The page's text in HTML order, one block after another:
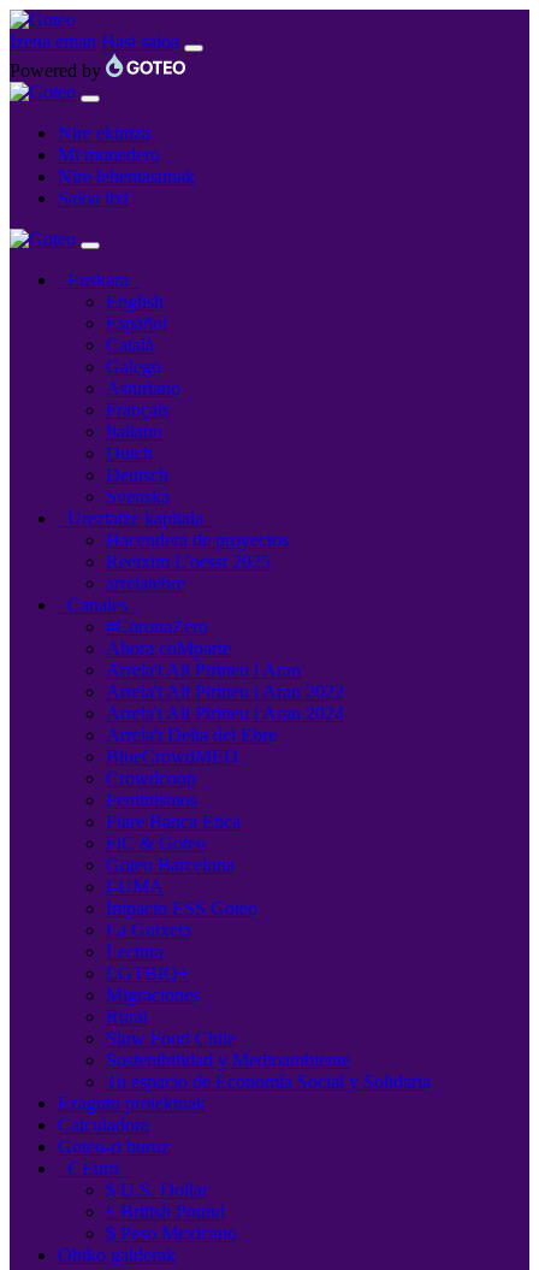
Izena eman Hasi saioa
Powered by
Nire ekintza
Mi monedero
Nire lehentasunak
Saioa itxi
Euskara
English
Español
Català
Galego
Asturiano
Français
Italiano
Dutch
Deutsch
Svenska
Ureztatze kapitala
Hacendera de proyectos
Reeixim L'oesst 2025
arrelatebre
Canales
#CoronaZero
Ahora coMparte
Arrela't Alt Pirineu i Aran
Arrela't Alt Pirineu i Aran 2022
Arrela't Alt Pirineu i Aran 2024
Arrela't Delta del Ebre
BlueCrowdMED
Crowdcoop
Feminismos
Fiare Banca Etica
FiC & Goteo
Goteo Barcelona
I-UMA
Impacto ESS Goteo
La Guixeta
Lectura
LGTBIQ+
Migraciones
Rural
Slow Food Chile
Sostenibilidad y Medioambiente
Tu espacio de Economía Social y Solidaria
Ezagutu proiektuak
Calculadora
Goteo-ri buruz
€Euro
$ U.S. Dollar
£ British Pound
$ Peso Mexicano
Ohiko galderak